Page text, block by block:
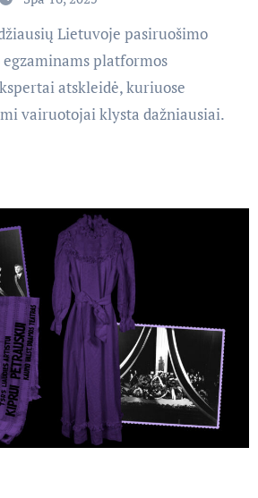
Lietuvoje pasiruošimo
platformos
atskleidė, kuriuose
vairuotojai klysta dažniausiai.